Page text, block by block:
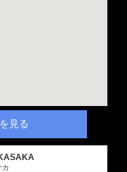
見る
カ